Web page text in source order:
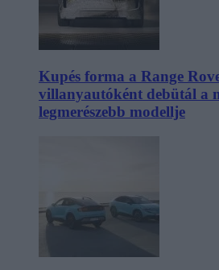
Kupés forma a Range
villanyautóként debütál a
legmerészebb modellje